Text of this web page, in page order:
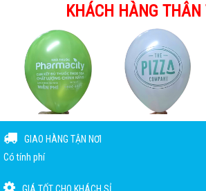
KHÁCH HÀNG THÂN
GIAO HÀNG TẬN NƠI
Có tính phí
GIÁ TỐT CHO KHÁCH SỈ